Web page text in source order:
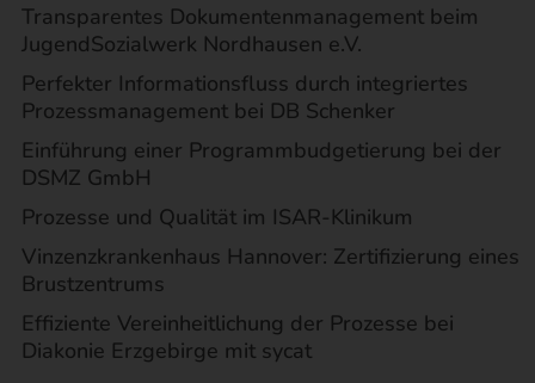
Transparentes Dokumentenmanagement beim
JugendSozialwerk Nordhausen e.V.
Perfekter Informationsfluss durch integriertes
Prozessmanagement bei DB Schenker
Einführung einer Programmbudgetierung bei der
DSMZ GmbH
Prozesse und Qualität im ISAR-Klinikum
Vinzenzkrankenhaus Hannover: Zertifizierung eines
Brustzentrums
Effiziente Vereinheitlichung der Prozesse bei
Diakonie Erzgebirge mit sycat